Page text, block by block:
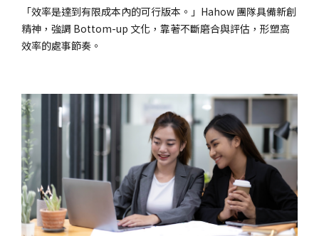
「效率是達到有限成本內的可行版本。」Hahow 團隊具備新創
精神，強調 Bottom-up 文化，靠著不斷磨合與評估，形塑高
效率的處事節奏。